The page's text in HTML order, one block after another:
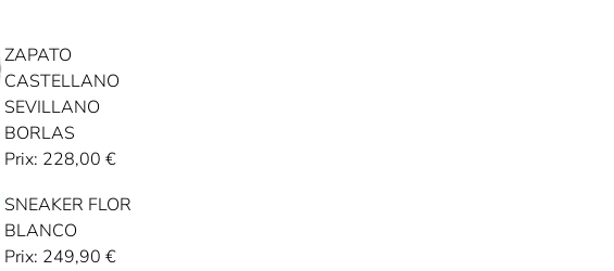
ZAPATO
CASTELLANO
SEVILLANO
BORLAS
Prix: 228,00€
SNEAKER FLOR
BLANCO
Prix: 249,90€